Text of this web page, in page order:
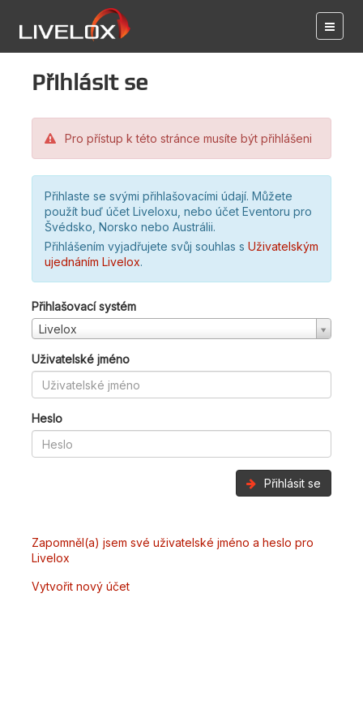
Přihlásit se
Pro přístup k této stránce musíte být přihlášeni
Přihlaste se svými přihlašovacími údají. Můžete
použít buď účet Liveloxu, nebo účet Eventoru pro
Švédsko, Norsko nebo Austrálii.
Přihlášením vyjadřujete svůj souhlas s Uživatelským
ujednáním Livelox.
Přihlašovací systém
Livelox
Uživatelské jméno
Heslo
Přihlásit se
Zapomněl(a) jsem své uživatelské jméno a heslo pro
Livelox
Vytvořit nový účet